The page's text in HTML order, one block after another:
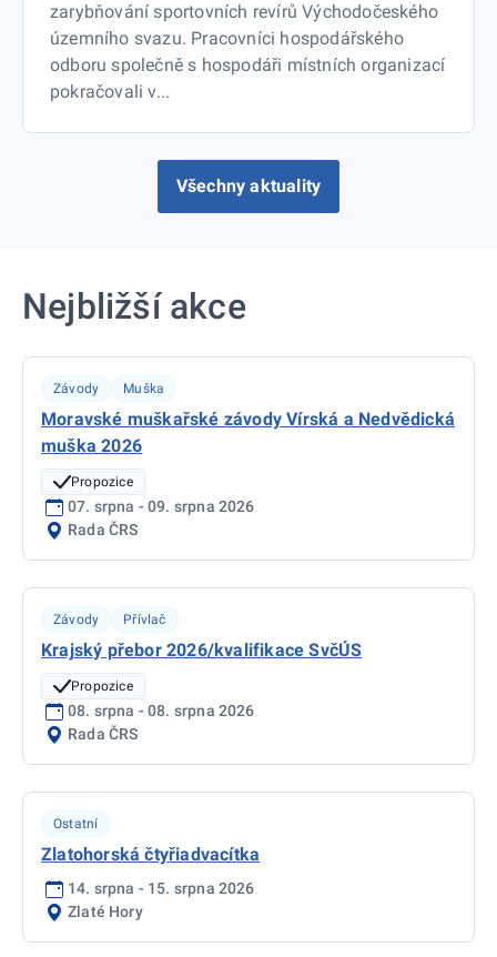
zarybňování sportovních revírů Východočeského
územního svazu. Pracovníci hospodářského
odboru společně s hospodáři místních organizací
pokračovali v...
Všechny aktuality
Nejbližší akce
Závody Muška
Moravské muškařské závody Vírská a Nedvědická
muška 2026
Propozice
07. srpna - 09. srpna 2026
Rada ČRS
Závody Přívlač
Krajský přebor 2026/kvalifikace SvčÚS
Propozice
08. srpna - 08. srpna 2026
Rada ČRS
Ostatní
Zlatohorská čtyřiadvacítka
14. srpna - 15. srpna 2026
Zlaté Hory